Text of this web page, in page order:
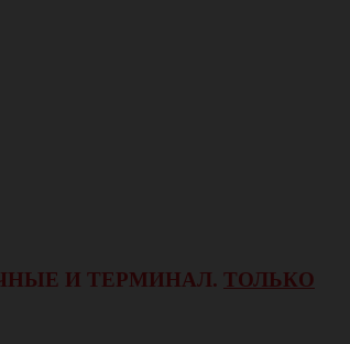
И ТЕРМИНАЛ. ТОЛЬКО